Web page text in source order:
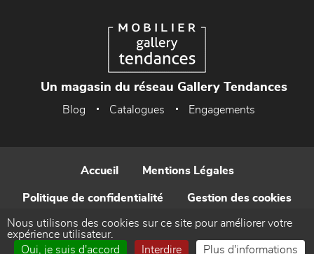
Un magasin du réseau Gallery Tendances
Blog Catalogues Engagements
Accueil Mentions Légales
Politique de confidentialité Gestion des cookies
Contact
Nous utilisons des cookies sur ce site pour améliorer votre
expérience utilisateur.
Oui, je suis d'accord
Interdire Plus d'informations